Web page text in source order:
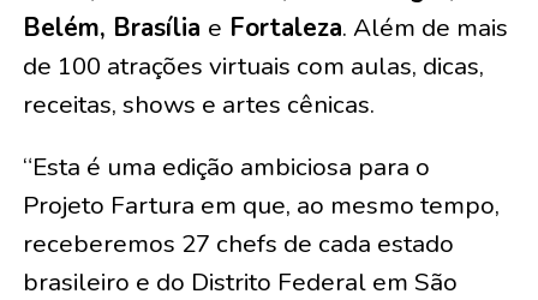
Belém, Brasília e Fortaleza. Além de mais
de 100 atrações virtuais com aulas, dicas,
receitas, shows e artes cênicas.
“Esta é uma edição ambiciosa para o
Projeto Fartura em que, ao mesmo tempo,
receberemos 27 chefs de cada estado
brasileiro e do Distrito Federal em São